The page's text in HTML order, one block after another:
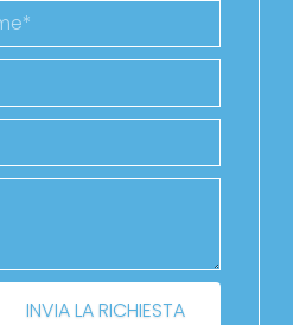
INVIA LA RICHIESTA